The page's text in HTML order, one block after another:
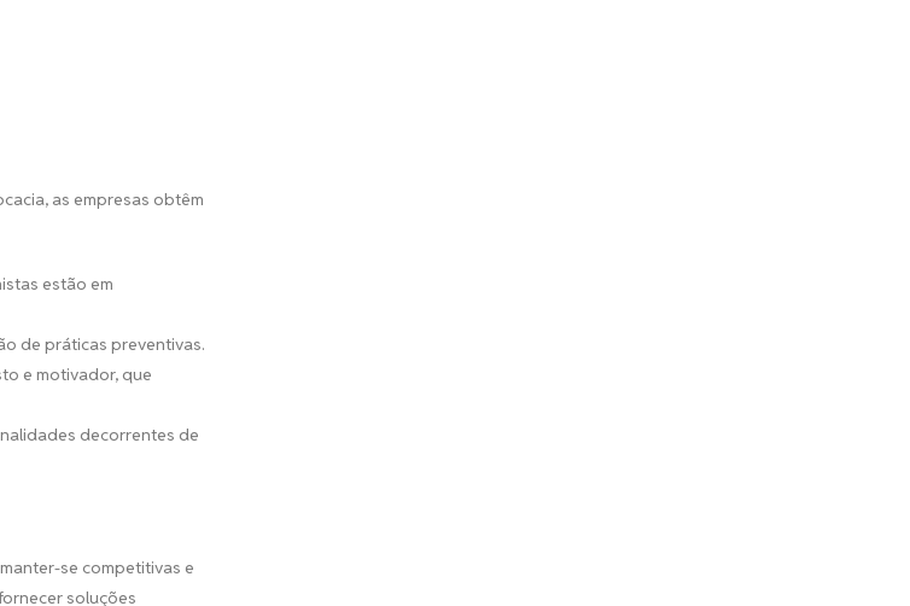
as empresas obtêm
estão em
de práticas preventivas.
e motivador, que
decorrentes de
se competitivas e
soluções